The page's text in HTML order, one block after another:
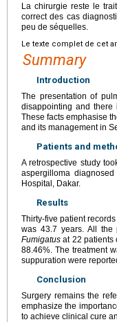
La chirurgie reste le
correct des cas
peu de séquelles.
Le texte complet de cet
Summary
Introduction
The presentation of
disappointing and there
These facts emphasise
and its management in
Patients and
A retrospective study
aspergilloma
Hospital, Dakar.
Results
Thirty-five patient
was 43.7 years. All the
Fumigatus at 22 patients
88.46%. The treatment
suppuration were
Conclusion
Surgery remains the
emphasize the
to achieve clinical cure